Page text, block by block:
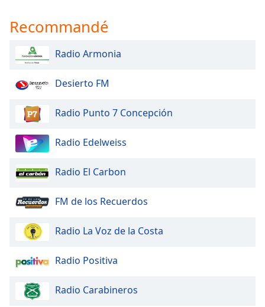
Dialog
End
dialog
Recommandé
Radio Armonia
Desierto FM
Radio Punto 7 Concepción
Radio Edelweiss
Radio El Carbon
FM de los Recuerdos
Radio La Voz de la Costa
Radio Positiva
Radio Carabineros